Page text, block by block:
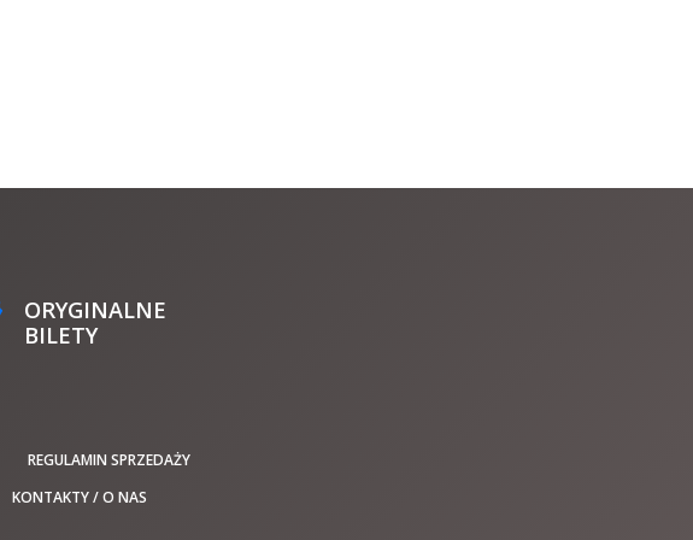
ORYGINALNE
BILETY
REGULAMIN SPRZEDAŻY
KONTAKTY / O NAS